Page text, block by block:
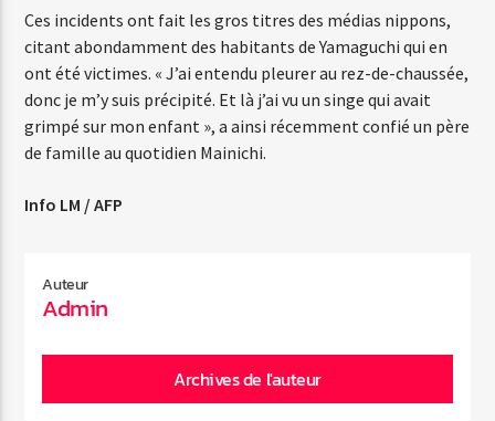
Ces incidents ont fait les gros titres des médias nippons,
citant abondamment des habitants de Yamaguchi qui en
ont été victimes. « J’ai entendu pleurer au rez-de-chaussée,
donc je m’y suis précipité. Et là j’ai vu un singe qui avait
grimpé sur mon enfant », a ainsi récemment confié un père
de famille au quotidien Mainichi.
Info LM / AFP
Auteur
Admin
Archives de l'auteur